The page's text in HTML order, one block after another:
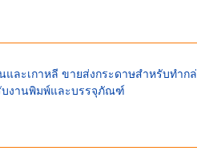
และเกาหลี ขายส่งกระดาษสำหรับทำก
บงานพิมพ์และบรรจุภัณฑ์